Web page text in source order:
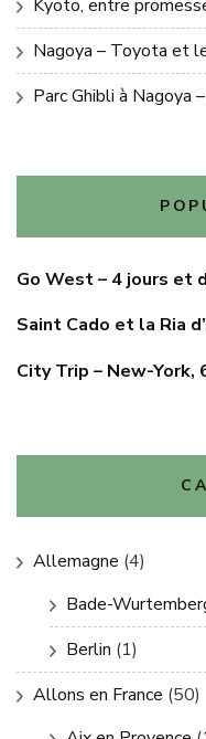
Kyoto, entre
Nagoya – Toyota et
Parc Ghibli à Nagoya
Go West – 4 jours et
Saint Cado et la Ria
City Trip – New-York,
Allemagne (4)
Bade-
Berlin (1)
Allons en France (50)